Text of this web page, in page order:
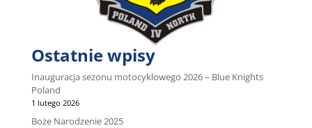
Ostatnie wpisy
Inauguracja sezonu motocyklowego 2026 – Blue Knights
Poland
1 lutego 2026
Boże Narodzenie 2025